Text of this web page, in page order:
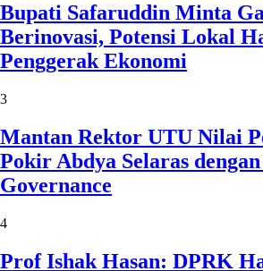
Bupati Safaruddin Minta
Berinovasi, Potensi Lokal
Penggerak Ekonomi
3
Mantan Rektor UTU Nilai
Pokir Abdya Selaras
Governance
4
Prof Ishak Hasan: DPRK